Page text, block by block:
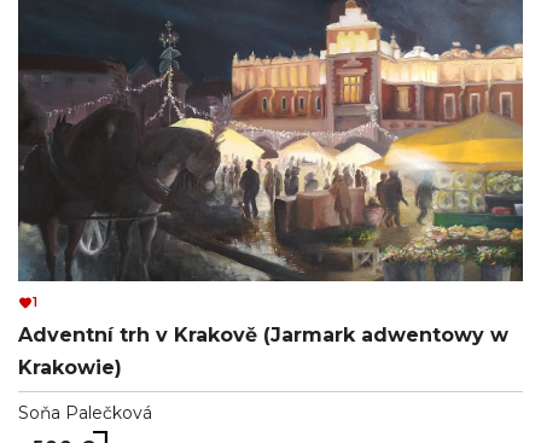
1
Adventní trh v Krakově (Jarmark adwentowy w
Krakowie)
Soňa Palečková